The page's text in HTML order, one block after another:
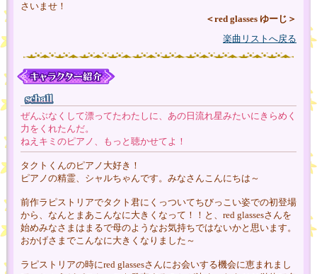
さいませ！
＜red glasses ゆーじ＞
楽曲リストへ戻る
ぜんぶなくして漂ってたわたしに、あの日流れ星みたいにきらめく
力をくれたんだ。
ねえキミのピアノ、もっと聴かせてよ！
タクトくんのピアノ大好き！
ピアノの精霊、シャルちゃんです。みなさんこんにちは～
前作ラピストリアでタクト君にくっついてちびっこい姿での初登場
から、なんとまあこんなに大きくなって！！と、red glassesさんを
始めみなさまはまるで母のようなお気持ちではないかと思います。
おかげさまでこんなに大きくなりました～
ラピストリアの時にred glassesさんにお会いする機会に恵まれまし